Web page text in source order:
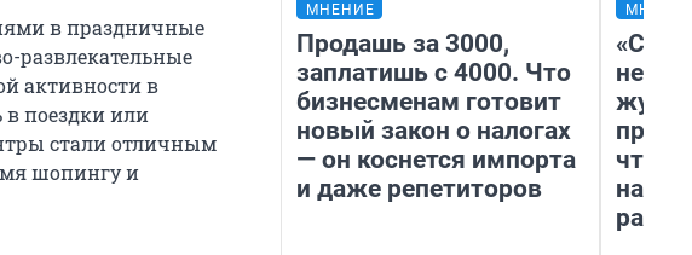
в праздничные
развлекательные
активности в
в поездки или
стали отличным
шопингу и
МНЕНИЕ
Продашь за 3000,
заплатишь с 4000. Что
бизнесменам готовит
новый закон о налогах
— он коснется импорта
и даже репетиторов
на
ради